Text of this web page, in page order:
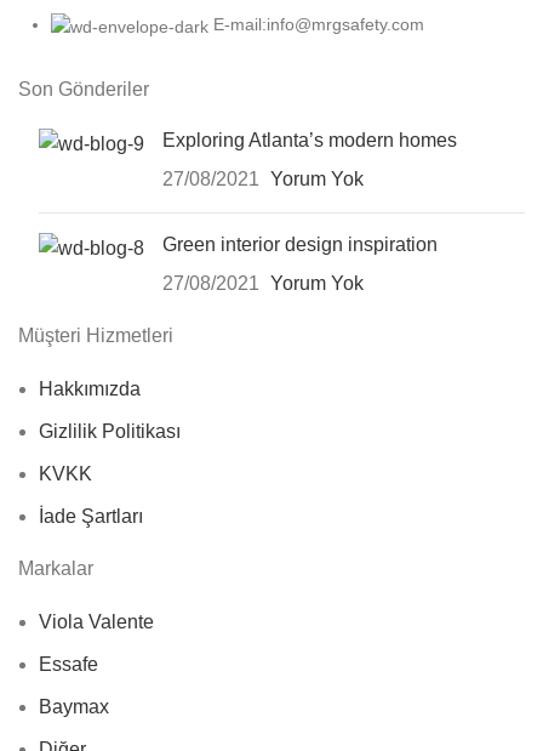
E-mail:info@mrgsafety.com
Son Gönderiler
Exploring Atlanta’s modern homes
27/08/2021 Yorum Yok
Green interior design inspiration
27/08/2021 Yorum Yok
Müşteri Hizmetleri
Hakkımızda
Gizlilik Politikası
KVKK
İade Şartları
Markalar
Viola Valente
Essafe
Baymax